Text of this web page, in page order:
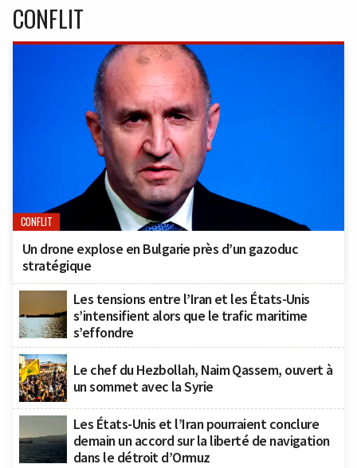
CONFLIT
CONFLIT
Un drone explose en Bulgarie près d’un gazoduc
stratégique
Les tensions entre l’Iran et les États-Unis
s’intensifient alors que le trafic maritime
s’effondre
Le chef du Hezbollah, Naim Qassem, ouvert à
un sommet avec la Syrie
Les États-Unis et l’Iran pourraient conclure
demain un accord sur la liberté de navigation
dans le détroit d’Ormuz